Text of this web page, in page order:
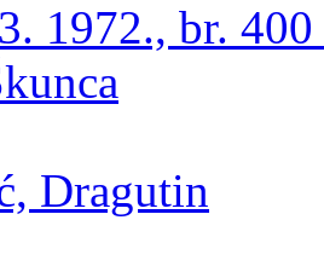
1972., br.
Dragutin